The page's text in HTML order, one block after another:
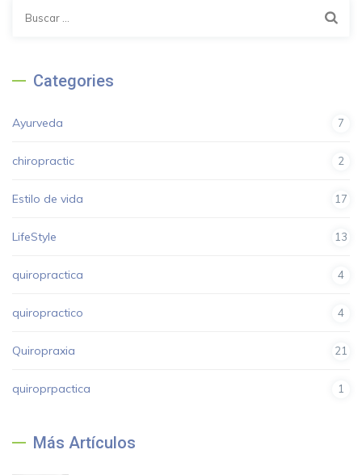
Categories
Ayurveda 7
chiropractic 2
Estilo de vida 17
LifeStyle 13
quiropractica 4
quiropractico 4
Quiropraxia 21
quiroprpactica 1
Más Artículos